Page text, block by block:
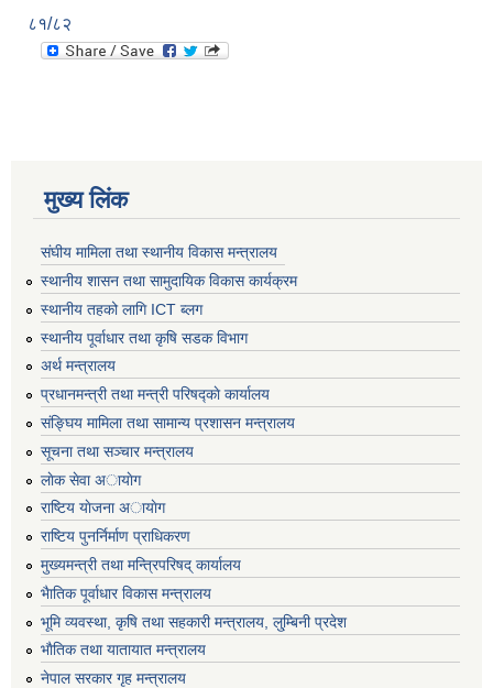
८१/८२
मुख्य लिंक
संघीय मामिला तथा स्थानीय विकास मन्त्रालय
स्थानीय शासन तथा सामुदायिक विकास कार्यक्रम
स्थानीय तहको लागि ICT ब्लग
स्थानीय पूर्वाधार तथा कृषि सडक विभाग
अर्थ मन्त्रालय
प्रधानमन्त्री तथा मन्त्री परिषद्काे कार्यालय
संङ्घिय मामिला तथा सामान्य प्रशासन मन्त्रालय
सूचना तथा सञ्चार मन्त्रालय
लाेक सेवा अायाेग
राष्टिय याेजना अायाेग
राष्टिय पुनर्निर्माण प्राधिकरण
मुख्यमन्त्री तथा मन्त्रिपरिषद् कार्यालय
भैातिक पूर्वाधार विकास मन्त्रालय
भूमि व्यवस्था, कृषि तथा सहकारी मन्त्रालय, लु्म्बिनी प्रदेश
भाैतिक तथा यातायात मन्त्रालय
नेपाल सरकार गृह मन्त्रालय